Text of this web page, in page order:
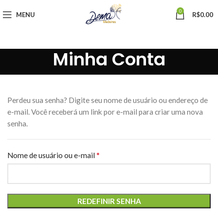
MENU 0 R$0.00
Minha Conta
Perdeu sua senha? Digite seu nome de usuário ou endereço de
e-mail. Você receberá um link por e-mail para criar uma nova
senha.
Nome de usuário ou e-mail*
REDEFINIR SENHA